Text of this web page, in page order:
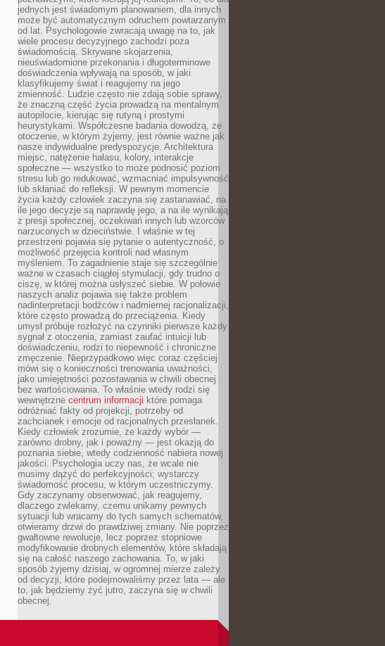
jednych jest świadomym planowaniem, dla innych
może być automatycznym odruchem powtarzanym
od lat. Psychologowie zwracają uwagę na to, jak
wiele procesu decyzyjnego zachodzi poza
świadomością. Skrywane skojarzenia,
nieuświadomione przekonania i długoterminowe
doświadczenia wpływają na sposób, w jaki
klasyfikujemy świat i reagujemy na jego
zmienność. Ludzie często nie zdają sobie sprawy,
że znaczną część życia prowadzą na mentalnym
autopilocie, kierując się rutyną i prostymi
heurystykami. Współczesne badania dowodzą, że
otoczenie, w którym żyjemy, jest równie ważne jak
nasze indywidualne predyspozycje. Architektura
miejsc, natężenie hałasu, kolory, interakcje
społeczne — wszystko to może podnosić poziom
stresu lub go redukować, wzmacniać impulsywność
lub skłaniać do refleksji. W pewnym momencie
życia każdy człowiek zaczyna się zastanawiać, na
ile jego decyzje są naprawdę jego, a na ile wynikają
z presji społecznej, oczekiwań innych lub wzorców
narzuconych w dzieciństwie. I właśnie w tej
przestrzeni pojawia się pytanie o autentyczność, o
możliwość przejęcia kontroli nad własnym
myśleniem. To zagadnienie staje się szczególnie
ważne w czasach ciągłej stymulacji, gdy trudno o
ciszę, w której można usłyszeć siebie. W połowie
naszych analiz pojawia się także problem
nadinterpretacji bodźców i nadmiernej racjonalizacji,
które często prowadzą do przeciążenia. Kiedy
umysł próbuje rozłożyć na czynniki pierwsze każdy
sygnał z otoczenia, zamiast zaufać intuicji lub
doświadczeniu, rodzi to niepewność i chroniczne
zmęczenie. Nieprzypadkowo więc coraz częściej
mówi się o konieczności trenowania uważności,
jako umiejętności pozostawania w chwili obecnej
bez wartościowania. To właśnie wtedy rodzi się
wewnętrzne centrum informacji które pomaga
odróżniać fakty od projekcji, potrzeby od
zachcianek i emocje od racjonalnych przesłanek.
Kiedy człowiek zrozumie, że każdy wybór —
zarówno drobny, jak i poważny — jest okazją do
poznania siebie, wtedy codzienność nabiera nowej
jakości. Psychologia uczy nas, że wcale nie
musimy dążyć do perfekcyjności; wystarczy
świadomość procesu, w którym uczestniczymy.
Gdy zaczynamy obserwować, jak reagujemy,
dlaczego zwlekamy, czemu unikamy pewnych
sytuacji lub wracamy do tych samych schematów,
otwieramy drzwi do prawdziwej zmiany. Nie poprzez
gwałtowne rewolucje, lecz poprzez stopniowe
modyfikowanie drobnych elementów, które składają
się na całość naszego zachowania. To, w jaki
sposób żyjemy dzisiaj, w ogromnej mierze zależy
od decyzji, które podejmowaliśmy przez lata — ale
to, jak będziemy żyć jutro, zaczyna się w chwili
obecnej.